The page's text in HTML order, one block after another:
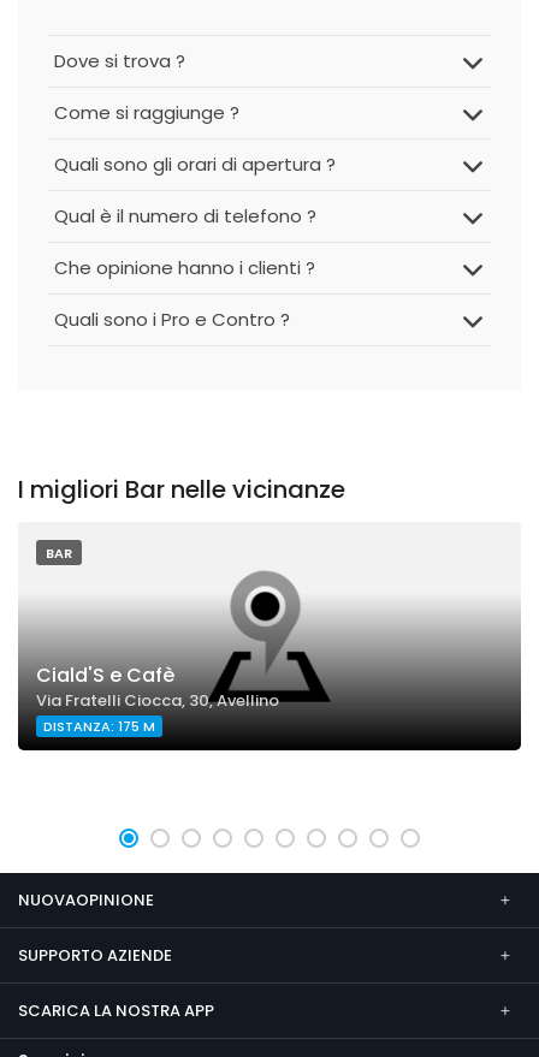
Dove si trova ?
Come si raggiunge ?
Quali sono gli orari di apertura ?
Qual è il numero di telefono ?
Che opinione hanno i clienti ?
Quali sono i Pro e Contro ?
I migliori Bar nelle vicinanze
BAR
Ciald'S e Cafè
Via Fratelli Ciocca, 30, Avellino
DISTANZA: 175 M
NUOVAOPINIONE
SUPPORTO AZIENDE
SCARICA LA NOSTRA APP